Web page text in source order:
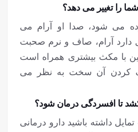
را تغییر می دهد؟
می شود، صدا او آرام می
دارد آرام، صاف و نرم صحبت
با مکث بیشتری همراه است
کردن آن سخت به نظر می
تا افسردگی درمان شود؟
داشته باشید دارو درمانی